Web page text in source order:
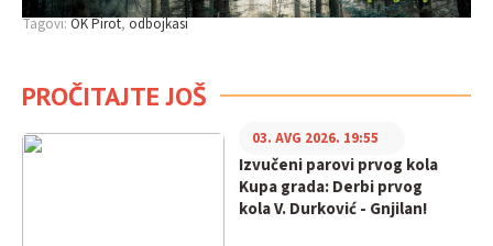
Tagovi:OK Pirot odbojkasi
PROČITAJTE JOŠ
Izvučeni parovi prvog kola
Kupa grada: Derbi prvog
kola V. Durković - Gnjilan!
03. AVG 2026. 19:55